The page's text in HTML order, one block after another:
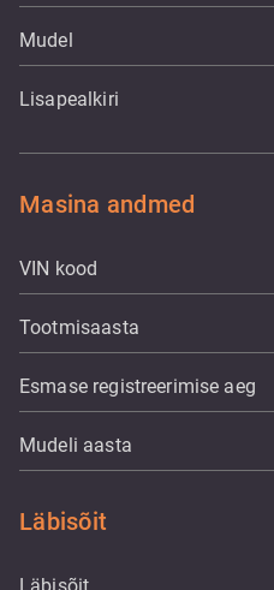
Mudel
Lisapealkiri
Masina andmed
VIN kood
Tootmisaasta
Esmase registreerimise aeg
Mudeli aasta
Läbisõit